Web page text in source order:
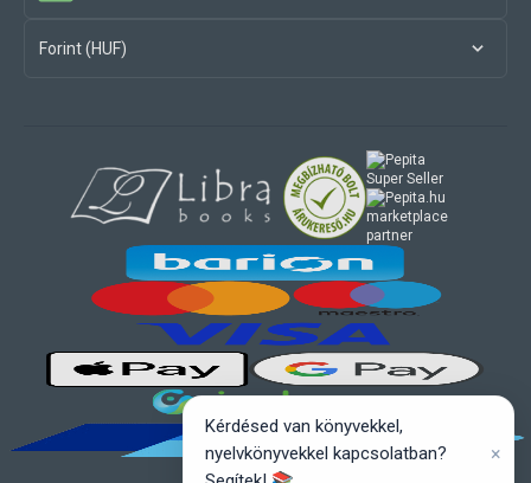
Forint (HUF)
marketplace
partner
Kérdésed van könyvekkel,
nyelvkönyvekkel kapcsolatban?
×